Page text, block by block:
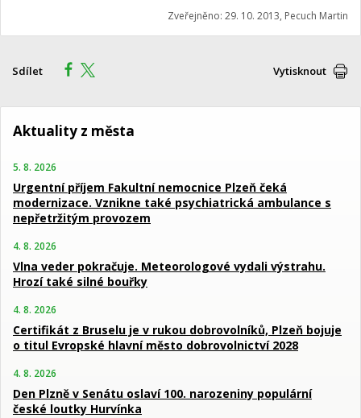
Zveřejněno: 29. 10. 2013, Pecuch Martin
Sdílet Vytisknout
Aktuality z města
5. 8. 2026
Urgentní příjem Fakultní nemocnice Plzeň čeká
modernizace. Vznikne také psychiatrická ambulance s
nepřetržitým provozem
4. 8. 2026
Vlna veder pokračuje. Meteorologové vydali výstrahu.
Hrozí také silné bouřky
4. 8. 2026
Certifikát z Bruselu je v rukou dobrovolníků, Plzeň bojuje
o titul Evropské hlavní město dobrovolnictví 2028
4. 8. 2026
Den Plzně v Senátu oslaví 100. narozeniny populární
české loutky Hurvínka